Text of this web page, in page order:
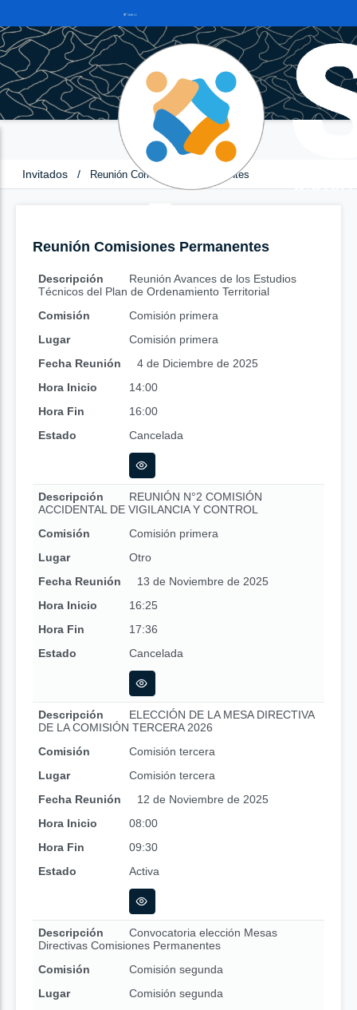
Invitados / Reunión Comisiones Permanentes
Reunión Comisiones Permanentes
Descripción
Reunión Avances de los Estudios
Técnicos del Plan de Ordenamiento Territorial
Comisión
Comisión primera
Lugar
Comisión primera
Fecha Reunión
4 de Diciembre de 2025
Hora Inicio
14:00
Hora Fin
16:00
Estado
Cancelada
Descripción
REUNIÓN N°2 COMISIÓN
ACCIDENTAL DE VIGILANCIA Y CONTROL
Comisión
Comisión primera
Lugar
Otro
Fecha Reunión
13 de Noviembre de 2025
Hora Inicio
16:25
Hora Fin
17:36
Estado
Cancelada
Descripción
ELECCIÓN DE LA MESA DIRECTIVA
DE LA COMISIÓN TERCERA 2026
Comisión
Comisión tercera
Lugar
Comisión tercera
Fecha Reunión
12 de Noviembre de 2025
Hora Inicio
08:00
Hora Fin
09:30
Estado
Activa
Descripción
Convocatoria elección Mesas
Directivas Comisiones Permanentes
Comisión
Comisión segunda
Lugar
Comisión segunda